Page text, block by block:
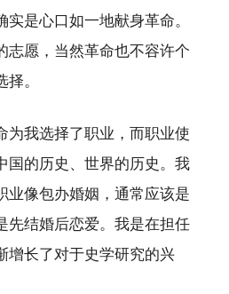
是心口如一地献身革命。
志愿，当然革命也不容许个
。
为我选择了职业，而职业使
国的历史、世界的历史。我
业像包办婚姻，通常应该是
先结婚后恋爱。我是在担任
增长了对于史学研究的兴